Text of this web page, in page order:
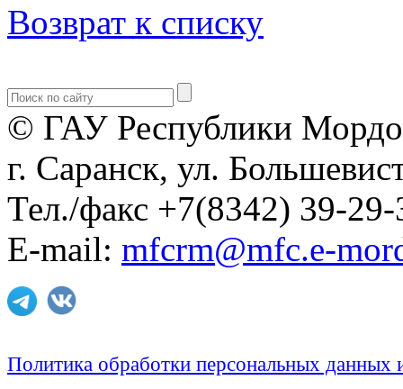
Возврат к списку
© ГАУ Республики
г. Саранск, ул.
Тел./факс +7(8342) 39-29-
E-mail: mfcrm@mfc.e-
Политика обработки персональных